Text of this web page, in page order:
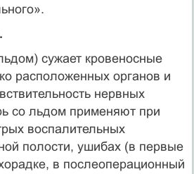
сужает кровеносные
расположенных органов и
нервных
со льдом применяют при
воспалительных
полости, ушибах (в первые
в послеоперационный